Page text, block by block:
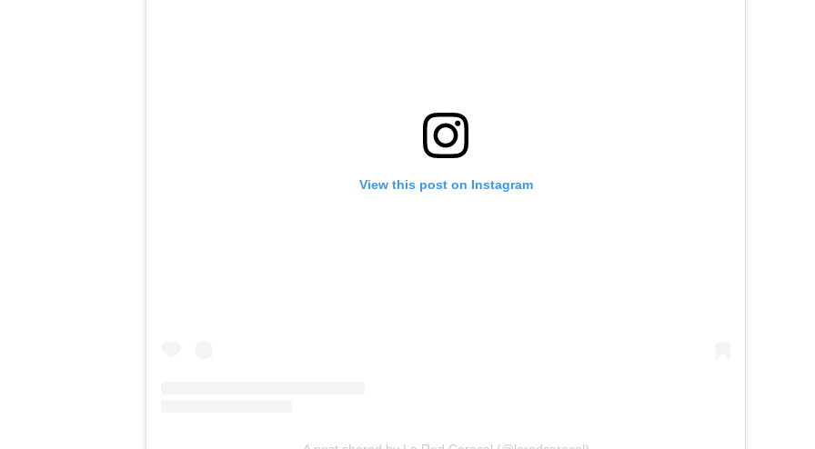
View this post on Instagram